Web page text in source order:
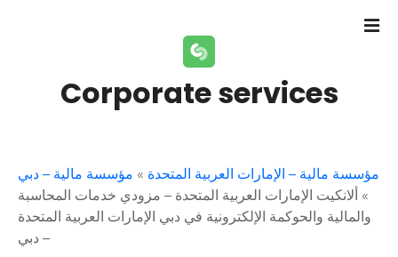
Corporate services
مؤسسة مالية – الإمارات العربية المتحدة » مؤسسة مالية – دبي
» ألانكيت الإمارات العربية المتحدة – مزودي خدمات المحاسبة
والمالية والحوكمة الإلكترونية في دبي الإمارات العربية المتحدة
– دبي